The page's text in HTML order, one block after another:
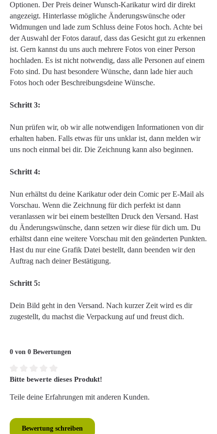
Optionen. Der Preis deiner Wunsch-Karikatur wird dir direkt
angezeigt. Hinterlasse mögliche Änderungswünsche oder
Widmungen und lade zum Schluss deine Fotos hoch. Achte bei
der Auswahl der Fotos darauf, dass das Gesicht gut zu erkennen
ist. Gern kannst du uns auch mehrere Fotos von einer Person
hochladen. Es ist nicht notwendig, dass alle Personen auf einem
Foto sind. Du hast besondere Wünsche, dann lade hier auch
Fotos hoch oder Beschreibungsdeine Wünsche.
Schritt 3:
Nun prüfen wir, ob wir alle notwendigen Informationen von dir
erhalten haben. Falls etwas für uns unklar ist, dann melden wir
uns noch einmal bei dir. Die Zeichnung kann also beginnen.
Schritt 4:
Nun erhältst du deine Karikatur oder dein Comic per E-Mail als
Vorschau. Wenn die Zeichnung für dich perfekt ist dann
veranlassen wir bei einem bestellten Druck den Versand. Hast
du Änderungswünsche, dann setzen wir diese für dich um. Du
erhältst dann eine weitere Vorschau mit den geänderten Punkten.
Hast du nur eine Grafik Datei bestellt, dann beenden wir den
Auftrag nach deiner Bestätigung.
Schritt 5:
Dein Bild geht in den Versand. Nach kurzer Zeit wird es dir
zugestellt, du machst die Verpackung auf und freust dich.
0 von 0 Bewertungen
Durchschnittliche Bewertung von 0 von 5 Sternen
Bitte bewerte dieses Produkt!
Teile deine Erfahrungen mit anderen Kunden.
Bewertung schreiben